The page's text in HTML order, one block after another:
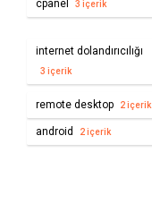
cpanel 3 içerik
internet dolandırıcılığı
3 içerik
remote desktop 2 içerik
android 2 içerik